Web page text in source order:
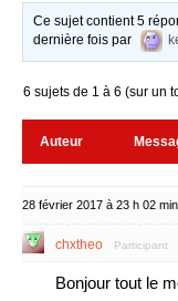
Ce sujet contient 5
dernière fois par
6 sujets de 1 à 6 (sur un
Auteur
28 février 2017 à 23 h 02 min
chxtheo Participant
Bonjour tout le